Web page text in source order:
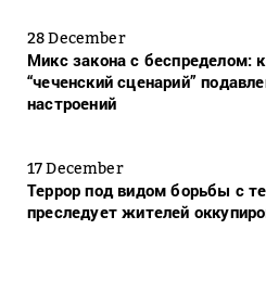
28 December
Микс закона с беспределом:
“чеченский сценарий”
настроений
17 December
Террор под видом борьбы с
преследует жителей